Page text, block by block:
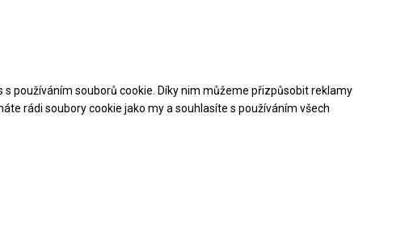
Stáhněte si nabídku PDF
používáním souborů cookie. Díky nim můžeme přizpůsobit reklamy
rádi soubory cookie jako my a souhlasíte s používáním všech